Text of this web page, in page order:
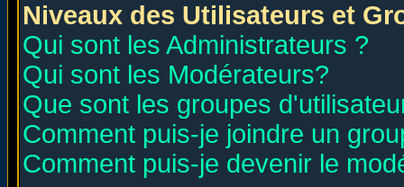
Niveaux des Utilisateurs et
Qui sont les Administrateurs ?
Qui sont les Modérateurs?
Que sont les groupes
Comment puis-je joindre un
Comment puis-je devenir le